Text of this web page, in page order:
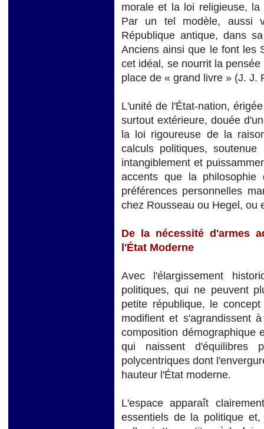
morale et la loi religieuse,
Par un tel modèle, aussi
République antique, dans
Anciens ainsi que le font les
cet idéal, se nourrit la
place de « grand livre » (J. J.
L'unité de l'État-nation,
surtout extérieure, douée
la loi rigoureuse de la
calculs politiques,
intangiblement et
accents que la
préférences personnelles
chez Rousseau ou Hegel, ou
De la nécessité d'armes
l'État Moderne
Avec l'élargissement
politiques, qui ne peuvent
petite république, le
modifient et s'agrandissent
composition démographique
qui naissent d'équilibres
polycentriques dont
hauteur l'État moderne.
L'espace apparaît
essentiels de la politique